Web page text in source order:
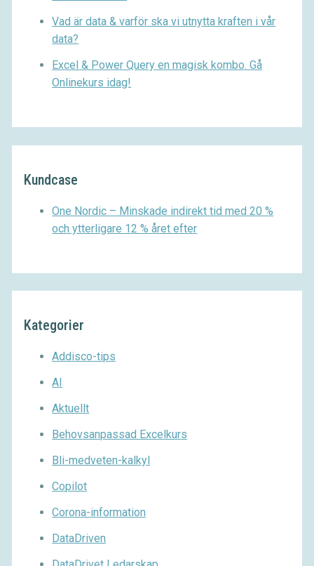
Vad är data & varför ska vi utnytta kraften i vår
data?
Excel & Power Query en magisk kombo. Gå
Onlinekurs idag!
Kundcase
One Nordic – Minskade indirekt tid med 20 %
och ytterligare 12 % året efter
Kategorier
Addisco-tips
AI
Aktuellt
Behovsanpassad Excelkurs
Bli-medveten-kalkyl
Copilot
Corona-information
DataDriven